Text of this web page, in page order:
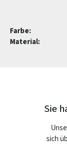
Farbe:
Material:
Sie
sich